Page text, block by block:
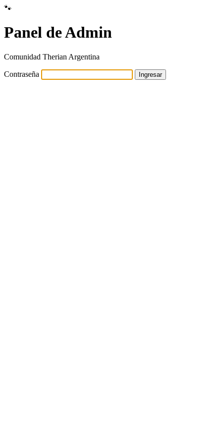
🐾
Panel de Admin
Comunidad Therian Argentina
Contraseña Ingresar